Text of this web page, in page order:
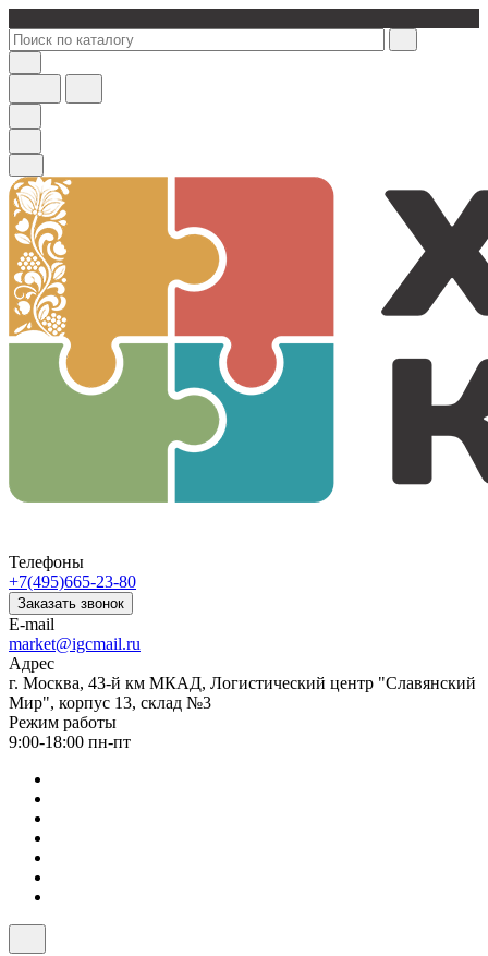
Телефоны
+7(495)665-23-80
Заказать звонок
E-mail
market@igcmail.ru
Адрес
г. Москва, 43-й км МКАД, Логистический центр "Славянский
Мир", корпус 13, склад №3
Режим работы
9:00-18:00 пн-пт